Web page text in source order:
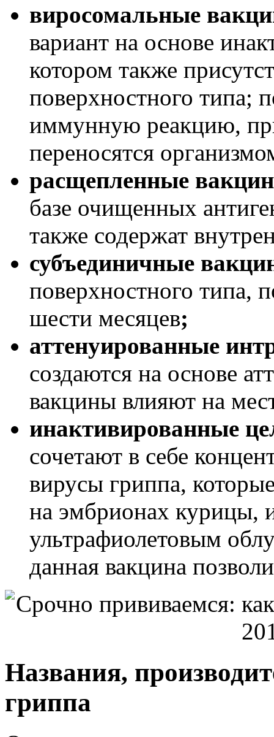
виросомальные
вариант на основе
котором также
поверхностного типа;
иммунную реакцию,
переносятся
расщепленные
базе очищенных
также содержат
субъединичные
поверхностного типа,
шести месяцев;
аттенуированные
создаются на основе
вакцины влияют на
инактивированные
сочетают в себе
вирусы гриппа,
на эмбрионах курицы,
ультрафиолетовым
данная вакцина
Названия,
гриппа